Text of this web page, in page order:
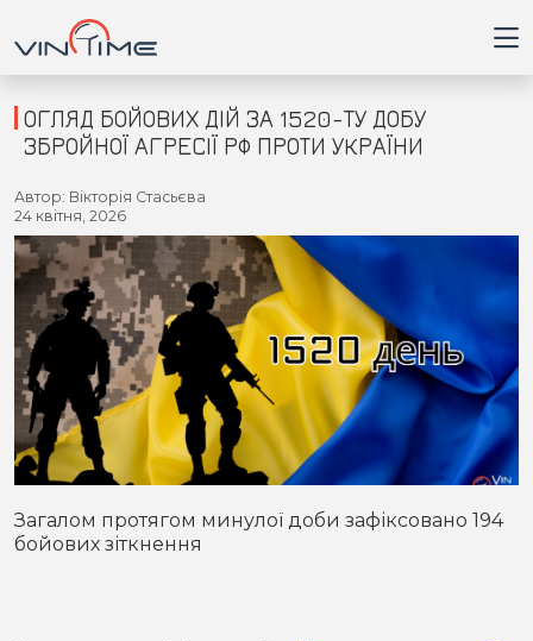
Головна
Війна
Новини
Кримінал
Здоров'я
Приватна думка
В кулуарах
Місто
ОГЛЯД БОЙОВИХ ДІЙ ЗА 1520-ТУ ДОБУ
ЗБРОЙНОЇ АГРЕСІЇ РФ ПРОТИ УКРАЇНИ
Автор: Вікторія Стасьєва
24 квітня, 2026
Загалом протягом минулої доби зафіксовано 194
бойових зіткнення